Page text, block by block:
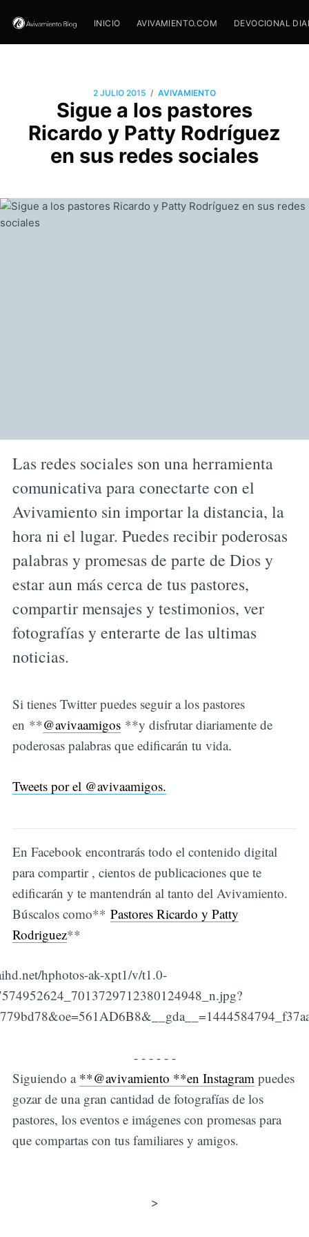
INICIO AVIVAMIENTO.COM DEVOCIONAL
2 JULIO 2015 / AVIVAMIENTO
Sigue a los pastores
Ricardo y Patty Rodríguez
en sus redes sociales
Las redes sociales son una herramienta
comunicativa para conectarte con el
Avivamiento sin importar la distancia, la
hora ni el lugar. Puedes recibir poderosas
palabras y promesas de parte de Dios y
estar aun más cerca de tus pastores,
compartir mensajes y testimonios, ver
fotografías y enterarte de las ultimas
noticias.
Si tienes Twitter puedes seguir a los pastores
en **@avivaamigos**y disfrutar diariamente de
poderosas palabras que edificarán tu vida.
Tweets por el @avivaamigos.
En Facebook encontrarás todo el contenido digital
para compartir , cientos de publicaciones que te
edificarán y te mantendrán al tanto del Avivamiento.
Búscalos como** Pastores Ricardo y Patty
Rodriguez**
hphotos-ak-xpt1/v/t1.0-
- - - - - -
Siguiendo a **@avivamiento **en Instagrampuedes
gozar de una gran cantidad de fotografías de los
pastores, los eventos e imágenes con promesas para
que compartas con tus familiares y amigos.
>